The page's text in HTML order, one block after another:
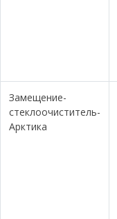
Замещение-
стеклоочиститель-
Арктика